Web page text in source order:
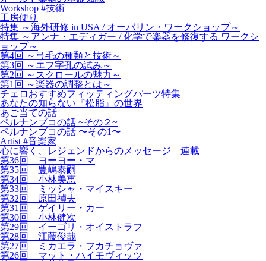
Workshop #技術
工房便り
特集 ～海外研修 in USA / オーバリン・ワークショップ～
特集 ～アンナ・エディガー / 化学で楽器を修復する ワークシ
ョップ～
第4回 ～弓毛の種類と技術～
第3回 ～エフ字孔の試み～
第2回 ～スクロールの魅力～
第1回 ～楽器の調整とは～
チェロおすすめフィッティングパーツ特集
あなたの知らない『松脂』の世界
あご当ての話
ペルナンブコの話 ~その２~
ペルナンブコの話 〜その1〜
Artist #音楽家
心に響く、レジェンドからのメッセージ 連載
第36回 ヨーヨー・マ
第35回 豊嶋泰嗣
第34回 小林美恵
第33回 ミッシャ・マイスキー
第32回 原田禎夫
第31回 ゲイリー・カー
第30回 小林健次
第29回 イーゴリ・オイストラフ
第28回 江藤俊哉
第27回 ミカエラ・フカチョヴァ
第26回 マット・ハイモヴィッツ